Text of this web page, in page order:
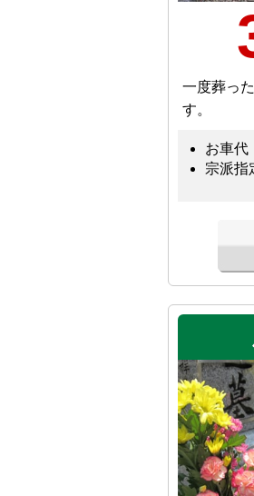
一度葬っ
す。
お車代
宗派指